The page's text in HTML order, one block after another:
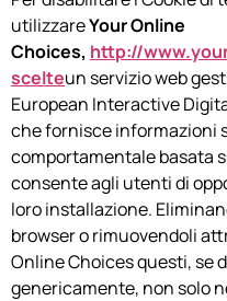
utilizzareYour Online
Choices, http://
scelteun servizio web
European Interactive
che fornisce informazioni
comportamentale basata
consente agli utenti di
loro installazione.
browser o rimuovendoli
Online Choices questi, se
genericamente, non solo